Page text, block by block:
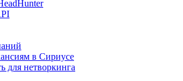
в Сириусе
для нетворкинга